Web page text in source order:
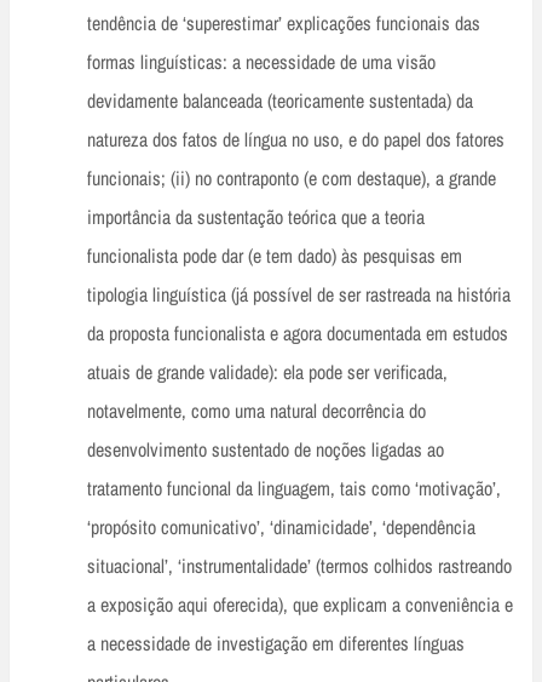
tendência de ‘superestimar’ explicações funcionais das
formas linguísticas: a necessidade de uma visão
devidamente balanceada (teoricamente sustentada) da
natureza dos fatos de língua no uso, e do papel dos fatores
funcionais; (ii) no contraponto (e com destaque), a grande
importância da sustentação teórica que a teoria
funcionalista pode dar (e tem dado) às pesquisas em
tipologia linguística (já possível de ser rastreada na história
da proposta funcionalista e agora documentada em estudos
atuais de grande validade): ela pode ser verificada,
notavelmente, como uma natural decorrência do
desenvolvimento sustentado de noções ligadas ao
tratamento funcional da linguagem, tais como ‘motivação’,
‘propósito comunicativo’, ‘dinamicidade’, ‘dependência
situacional’, ‘instrumentalidade’ (termos colhidos rastreando
a exposição aqui oferecida), que explicam a conveniência e
a necessidade de investigação em diferentes línguas